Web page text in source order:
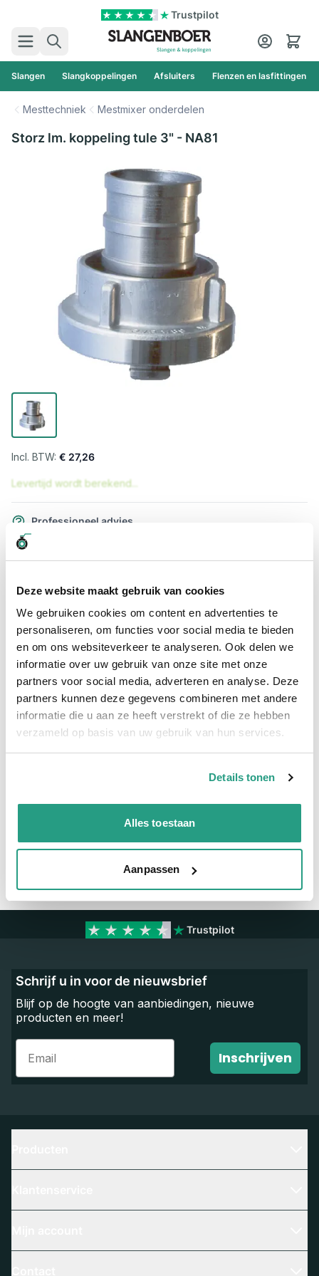
Deze website maakt gebruik van cookies
We gebruiken cookies om content en advertenties te
personaliseren, om functies voor social media te bieden
en om ons websiteverkeer te analyseren. Ook delen we
informatie over uw gebruik van onze site met onze
partners voor social media, adverteren en analyse. Deze
partners kunnen deze gegevens combineren met andere
informatie die u aan ze heeft verstrekt of die ze hebben
verzameld op basis van uw gebruik van hun services.
Details tonen
Alles toestaan
Aanpassen
Trustpilot
Zoek
Cart
Slangen Slangkoppelingen Afsluiters Flenzen en lasfittingen
Mesttechniek Mestmixer onderdelen
Storz lm. koppeling tule 3" - NA81
€ 27,26
Levertijd wordt berekend...
Professioneel advies
Hoge klantbeoordelingen: 9/10
Snel naar
Meer informatie
Meer informatie
Maatvoering koppeling
Materiaal Aluminium
Trustpilot
Schrijf u in voor de nieuwsbrief
Blijf op de hoogte van aanbiedingen, nieuwe
producten en meer!
Email
Inschrijven